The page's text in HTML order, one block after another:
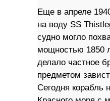
Еще в апреле
на воду SS
судно могло
мощностью 1850
делало частное
предметом
Сегодня корабль